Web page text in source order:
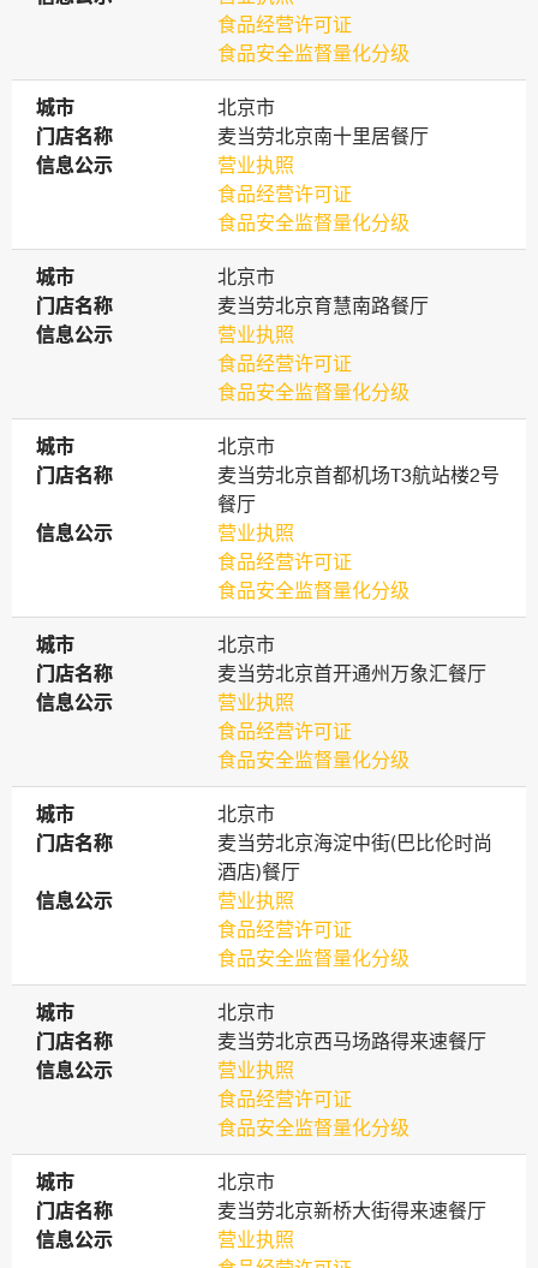
食品经营许可证
食品安全监督量化分级
城市
城市
北京市
门店名称
门店名称
麦当劳北京南十里居餐厅
信息公示
信息公示
营业执照
食品经营许可证
食品安全监督量化分级
城市
城市
北京市
门店名称
门店名称
麦当劳北京育慧南路餐厅
信息公示
信息公示
营业执照
食品经营许可证
食品安全监督量化分级
城市
城市
北京市
门店名称
门店名称
麦当劳北京首都机场T3航站楼2号
餐厅
信息公示
信息公示
营业执照
食品经营许可证
食品安全监督量化分级
城市
城市
北京市
门店名称
门店名称
麦当劳北京首开通州万象汇餐厅
信息公示
信息公示
营业执照
食品经营许可证
食品安全监督量化分级
城市
城市
北京市
门店名称
门店名称
麦当劳北京海淀中街(巴比伦时尚
酒店)餐厅
信息公示
信息公示
营业执照
食品经营许可证
食品安全监督量化分级
城市
城市
北京市
门店名称
门店名称
麦当劳北京西马场路得来速餐厅
信息公示
信息公示
营业执照
食品经营许可证
食品安全监督量化分级
城市
城市
北京市
门店名称
门店名称
麦当劳北京新桥大街得来速餐厅
信息公示
信息公示
营业执照